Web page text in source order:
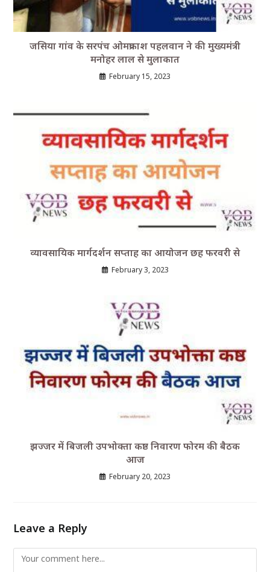
जसिया गांव के सरपंच ओमप्रकाश पहलवान ने की मुख्यमंत्री
मनोहर लाल से मुलाकात
February 15, 2023
व्यावसायिक मार्गदर्शन सप्ताह का आयोजन छह फरवरी से
February 3, 2023
झज्जर में बिजली उपभोक्ता कष्ठ निवारण फोरम की बैठक
आज
February 20, 2023
Leave a Reply